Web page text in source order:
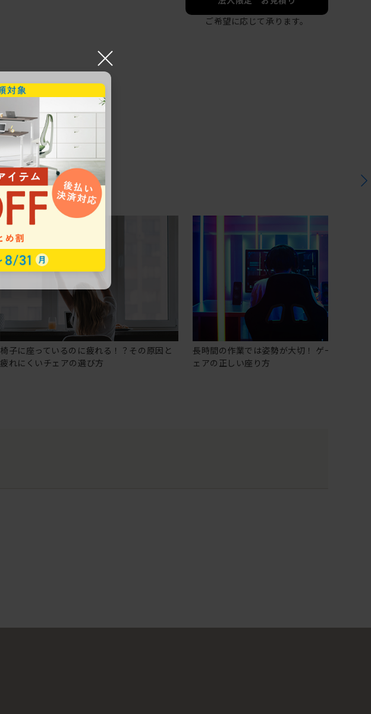
ご希望に応じて承ります。
椅子に座っているのに疲れる！？その原因と
疲れにくいチェアの選び方
長時間の作業では姿勢が大切！ ゲーミングチ
ェアの正しい座り方
×